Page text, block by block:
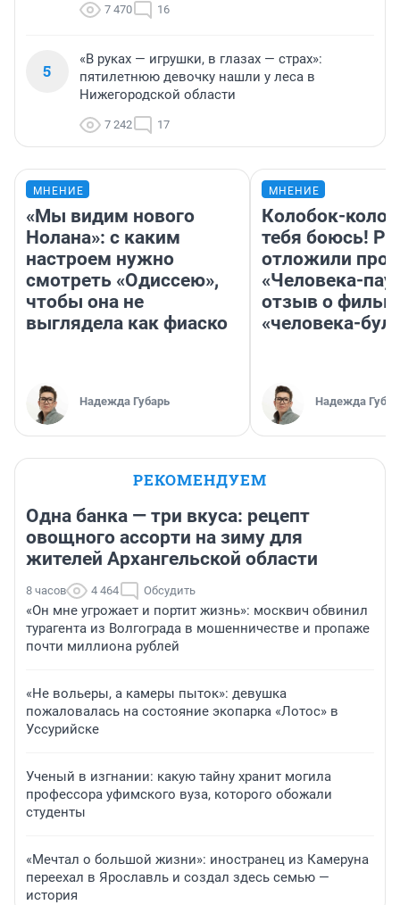
7 470 16
5
«В руках — игрушки, в глазах — страх»:
пятилетнюю девочку нашли у леса в
Нижегородской области
7 242 17
МНЕНИЕ
«Мы видим нового
Нолана»: с каким
настроем нужно
смотреть «Одиссею»,
чтобы она не
выглядела как фиаско
Надежда Губарь
МНЕНИЕ
Колобок-
тебя боюсь!
отложили
«Человека-
отзыв о
«человека-
Надежда
РЕКОМЕНДУЕМ
Одна банка — три вкуса: рецепт
овощного ассорти на зиму для
жителей Архангельской области
8 часов 4 464 Обсудить
«Он мне угрожает и портит жизнь»: москвич обвинил
турагента из Волгограда в мошенничестве и пропаже
почти миллиона рублей
«Не вольеры, а камеры пыток»: девушка
пожаловалась на состояние экопарка «Лотос» в
Уссурийске
Ученый в изгнании: какую тайну хранит могила
профессора уфимского вуза, которого обожали
студенты
«Мечтал о большой жизни»: иностранец из Камеруна
переехал в Ярославль и создал здесь семью —
история